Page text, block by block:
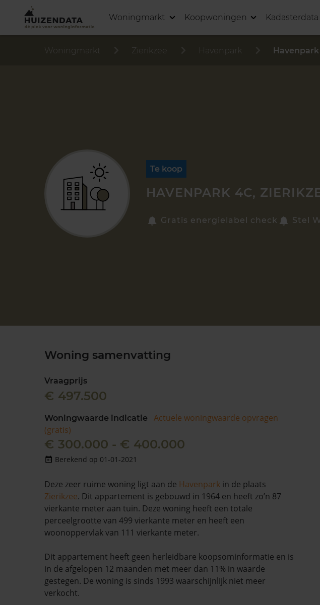
Woningmarkt Koopwoningen Kadasterdata
Woningmarkt Zierikzee Havenpark Havenpark
Te koop
HAVENPARK 4C,
Gratis energielabel check Stel
Woning samenvatting
Vraagprijs
€ 497.500
Woningwaarde indicatie
Actuele woningwaarde opvragen
(gratis)
€ 300.000 - € 400.000
Berekend op 01-01-2021
Deze zeer ruime woning ligt aan de Havenpark in de plaats
Zierikzee. Dit appartement is gebouwd in 1964 en heeft zo’n 87
vierkante meter aan tuin. Deze woning heeft een totale
perceelgrootte van 499 vierkante meter en heeft een
woonoppervlak van 111 vierkante meter.
Dit appartement heeft geen herleidbare koopsominformatie en is
in de afgelopen 12 maanden met meer dan 11% in waarde
gestegen. De woning is sinds 1993 waarschijnlijk niet meer
verkocht.